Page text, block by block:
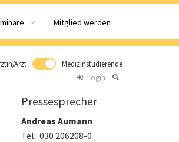
Mitglied werden
Arzt
Medizinstudierende
Login
Pressesprecher
Andreas Aumann
Tel.: 030 206208-0